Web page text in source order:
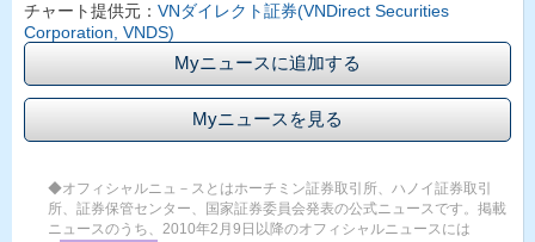
チャート提供元： VNダイレクト証券(VNDirect Securities
Corporation, VNDS)
Myニュースに追加する
Myニュースを見る
◆オフィシャルニュ－スとはホーチミン証券取引所、ハノイ証券取引
所、証券保管センター、国家証券委員会発表の公式ニュースです。掲載
ニュースのうち、2010年2月9日以降のオフィシャルニュースには